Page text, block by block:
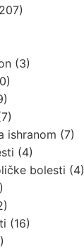
(3)
ishranom (7)
(4)
bolesti (4)
(16)